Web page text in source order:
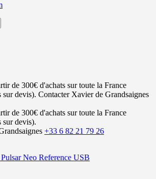
de 300€ d'achats sur toute la France
sur devis). Contacter Xavier de Grandsaignes
de 300€ d'achats sur toute la France
sur devis).
+33 6 82 21 79 26
Neo Reference USB